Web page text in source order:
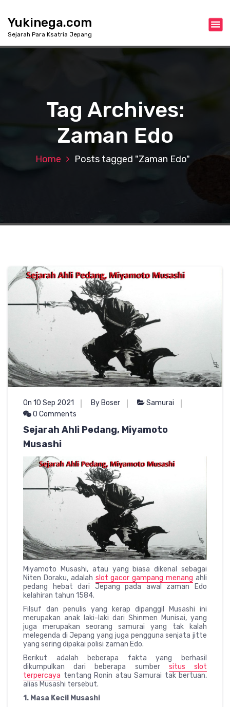
t
Yukinega.com
Sejarah Para Ksatria Jepang
Tag Archives:
Zaman Edo
Home Posts tagged "Zaman Edo"
On 10 Sep 2021 By Boser
Samurai
0 Comments
Sejarah Ahli Pedang, Miyamoto
Musashi
Miyamoto Musashi, atau yang biasa dikenal sebagai
Niten Doraku, adalah slot gacor gampang menang ahli
pedang hebat dari Jepang pada awal zaman Edo
kelahiran tahun 1584.
Filsuf dan penulis yang kerap dipanggil Musashi ini
merupakan anak laki-laki dari Shinmen Munisai, yang
juga merupakan seorang samurai yang tak kalah
melegenda di Jepang yang juga pengguna senjata jitte
yang sering dipakai polisi zaman Edo.
Berikut adalah beberapa fakta yang berhasil
dikumpulkan dari beberapa sumber situs slot
terpercaya tentang Ronin atau Samurai tak bertuan,
alias Musashi tersebut.
1. Masa Kecil Musashi